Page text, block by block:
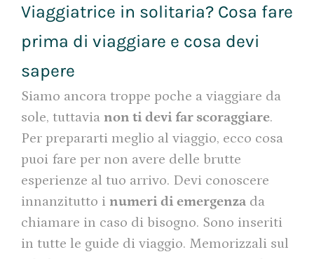
Viaggiatrice in solitaria? Cosa fare
prima di viaggiare e cosa devi
sapere
Siamo ancora troppe poche a viaggiare da
sole, tuttavia non ti devi far scoraggiare.
Per prepararti meglio al viaggio, ecco cosa
puoi fare per non avere delle brutte
esperienze al tuo arrivo. Devi conoscere
innanzitutto i numeri di emergenza da
chiamare in caso di bisogno. Sono inseriti
in tutte le guide di viaggio. Memorizzali sul